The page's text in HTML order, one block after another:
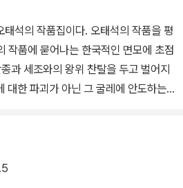
석의 작품집이다. 오태석의 작품을 평
작품에 묻어나는 한국적인 면모에 초점
과 세조와의 왕위 찬탈을 두고 벌어지
대한 파괴가 아닌 그 굴레에 안도하는